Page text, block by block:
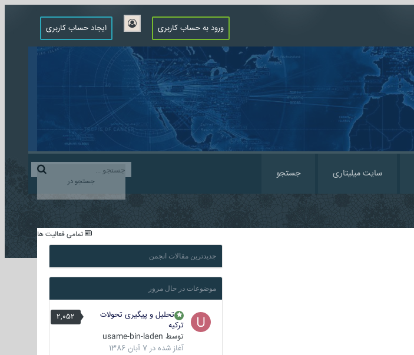
ورود به حساب کاربری ایجاد حساب کاربری
جستجو در
سایت میلیتاری جستجو
تمامی فعالیت ها
جدیدترین مقالات انجمن
موضوعات در حال مرور
2,052
تحلیل و پیگیری تحولات
ترکیه
توسط usame-bin-laden
آغاز شده در 7 آبان 1386